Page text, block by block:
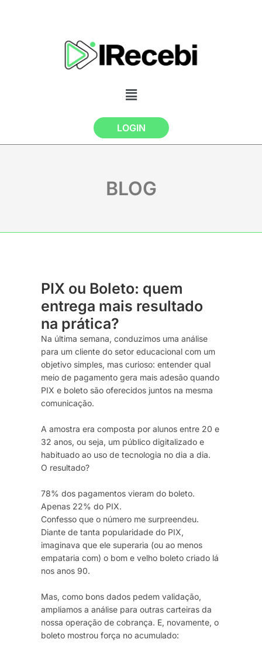
LOGIN
BLOG
PIX ou Boleto: quem
entrega mais resultado
na prática?
Na última semana, conduzimos uma análise
para um cliente do setor educacional com um
objetivo simples, mas curioso: entender qual
meio de pagamento gera mais adesão quando
PIX e boleto são oferecidos juntos na mesma
comunicação.
A amostra era composta por alunos entre 20 e
32 anos, ou seja, um público digitalizado e
habituado ao uso de tecnologia no dia a dia.
O resultado?
78% dos pagamentos vieram do boleto.
Apenas 22% do PIX.
Confesso que o número me surpreendeu.
Diante de tanta popularidade do PIX,
imaginava que ele superaria (ou ao menos
empataria com) o bom e velho boleto criado lá
nos anos 90.
Mas, como bons dados pedem validação,
ampliamos a análise para outras carteiras da
nossa operação de cobrança. E, novamente, o
boleto mostrou força no acumulado: